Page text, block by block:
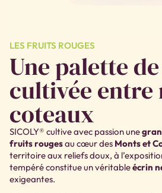
LES FRUITS ROUGES
Une palette
cultivée entre
coteaux
SICOLY® cultive avec passion une
fruits rougesau cœur des Monts et
territoire aux reliefs doux, à
tempéré constitue un véritableécrin
exigeantes.